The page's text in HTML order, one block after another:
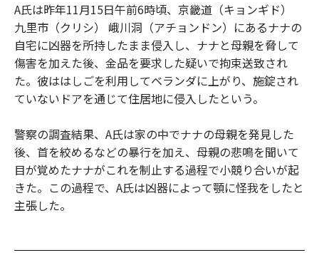
A氏は昨年11月15日午前6時頃、京畿道（キョンギド）
九里市（クリシ） 峨川洞（アチョンドン）にあるナナの
自宅に凶器を所持したまま侵入し、ナナと母親を脅して
傷害を加えた後、金品を要求した疑いで拘束送致され
た。彼ははしごを利用してベランダに上がり、施錠され
ていないドアを通じて住居地に侵入したという。
警察の調査結果、A氏は家の中でナナの母親を発見した
後、首を絞めるなどの暴行を加え、母親の悲鳴を聞いて
目が覚めたナナがこれを制止する過程で小競り合いが起
きた。この過程で、A氏は凶器によって顎に怪我をしたと
主張した。